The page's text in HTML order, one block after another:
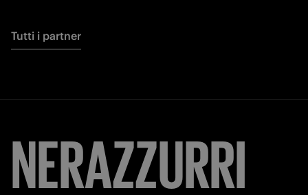
Tutti i partner
NERAZZURRI